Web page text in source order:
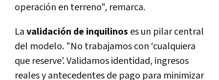
operación en terreno", remarca.
Lavalidación de inquilinos es un pilar central
del modelo. "No trabajamos con ‘cualquiera
que reserve’. Validamos identidad, ingresos
reales y antecedentes de pago para minimizar